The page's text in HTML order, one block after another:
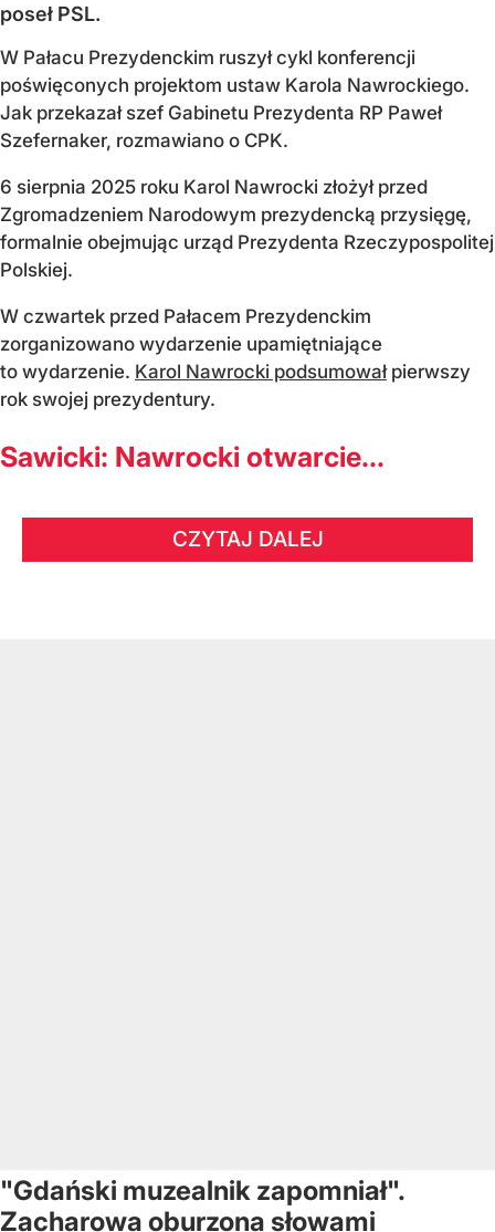
poseł PSL.
W Pałacu Prezydenckim ruszył cykl konferencji
poświęconych projektom ustaw Karola Nawrockiego.
Jak przekazał szef Gabinetu Prezydenta RP Paweł
Szefernaker, rozmawiano o CPK.
6 sierpnia 2025 roku Karol Nawrocki złożył przed
Zgromadzeniem Narodowym prezydencką przysięgę,
formalnie obejmując urząd Prezydenta Rzeczypospolitej
Polskiej.
W czwartek przed Pałacem Prezydenckim
zorganizowano wydarzenie upamiętniające
to wydarzenie. Karol Nawrocki podsumowałpierwszy
rok swojej prezydentury.
Sawicki: Nawrocki otwarcie...
CZYTAJ DALEJ
"Gdański muzealnik zapomniał".
Zacharowa oburzona słowami